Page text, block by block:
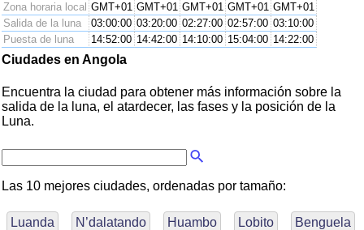
Zona horaria local GMT+01 GMT+01 GMT+01 GMT+01 GMT+01
Salida de la luna
03:00:00 03:20:00 02:27:00 02:57:00 03:10:00
Puesta de luna
14:52:00 14:42:00 14:10:00 15:04:00 14:22:00
Ciudades en Angola
Encuentra la ciudad para obtener más información sobre la
salida de la luna, el atardecer, las fases y la posición de la
Luna.
Las 10 mejores ciudades, ordenadas por tamaño:
Luanda N’dalatando Huambo Lobito Benguela